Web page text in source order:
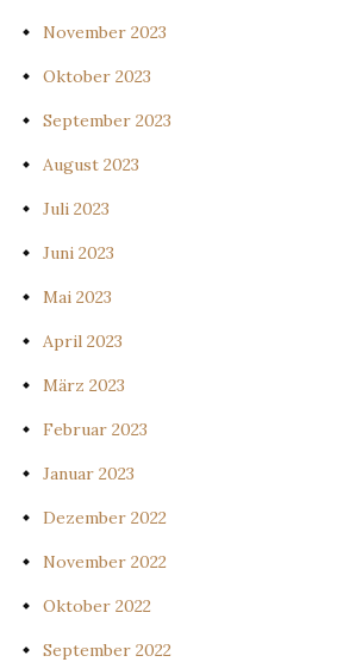
November 2023
Oktober 2023
September 2023
August 2023
Juli 2023
Juni 2023
Mai 2023
April 2023
März 2023
Februar 2023
Januar 2023
Dezember 2022
November 2022
Oktober 2022
September 2022